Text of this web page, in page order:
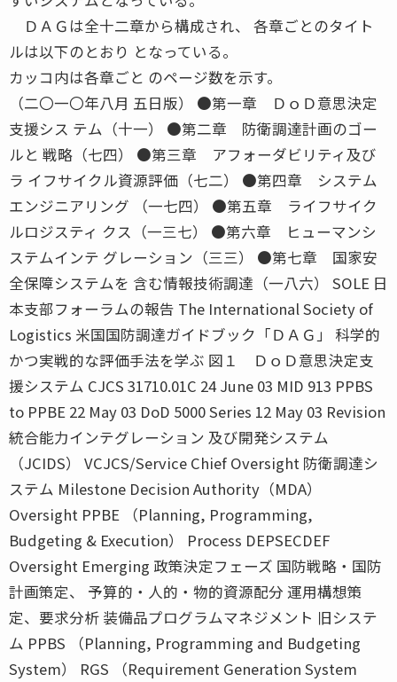
ＤＡＧは全十二章から構成され、 各章ごとのタイト
ルは以下のとおり となっている。
カッコ内は各章ごと のページ数を示す。
（二〇一〇年八月 五日版） ●第一章 ＤｏＤ意思決定
支援シス テム（十一） ●第二章 防衛調達計画のゴー
ルと 戦略（七四） ●第三章 アフォーダビリティ及び
ラ イフサイクル資源評価（七二） ●第四章 システム
エンジニアリング （一七四） ●第五章 ライフサイク
ルロジスティ クス（一三七） ●第六章 ヒューマンシ
ステムインテ グレーション（三三） ●第七章 国家安
全保障システムを 含む情報技術調達（一八六） SOLE 日
本支部フォーラムの報告 The International Society of
Logistics 米国国防調達ガイドブック「ＤＡＧ」 科学的
かつ実戦的な評価手法を学ぶ 図１ ＤｏＤ意思決定支
援システム CJCS 31710.01C 24 June 03 MID 913 PPBS
to PPBE 22 May 03 DoD 5000 Series 12 May 03 Revision
統合能力インテグレーション 及び開発システム
（JCIDS） VCJCS/Service Chief Oversight 防衛調達シ
ステム Milestone Decision Authority（MDA）
Oversight PPBE （Planning, Programming,
Budgeting & Execution） Process DEPSECDEF
Oversight Emerging 政策決定フェーズ 国防戦略・国防
計画策定、 予算的・人的・物的資源配分 運用構想策
定、要求分析 装備品プログラムマネジメント 旧システ
ム PPBS （Planning, Programming and Budgeting
System） RGS （Requirement Generation System